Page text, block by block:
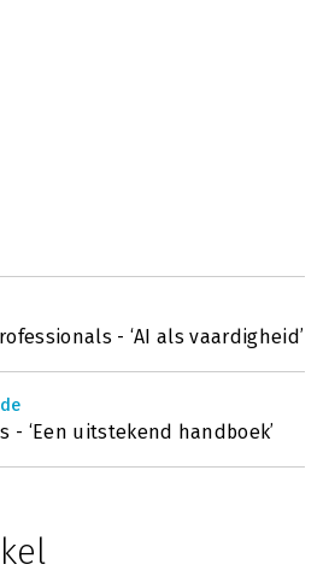
- ‘AI als vaardigheid’
- ‘Een uitstekend handboek’